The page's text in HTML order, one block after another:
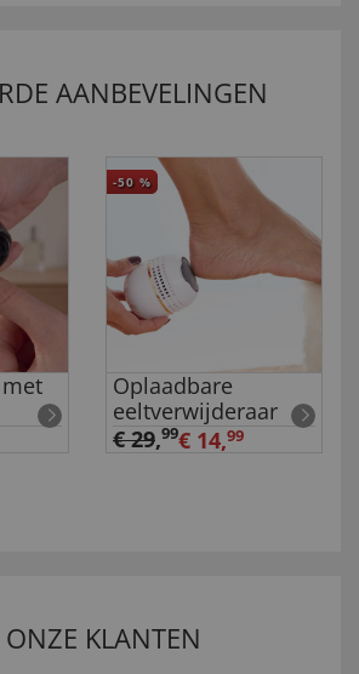
AANBEVELINGEN
-50 %
Oplaadbare
eeltverwijderaar
€ 29,99€ 14,99
KLANTEN